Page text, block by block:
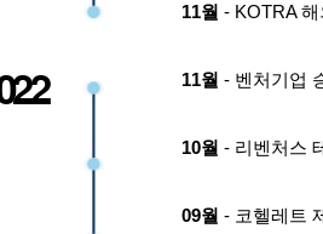
11월 - KOTRA
11월 - 벤처기업
10월 - 리벤처스
09월 - 코헬레트